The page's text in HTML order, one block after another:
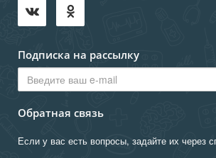
Подписка на рассылку
Обратная связь
Если у вас есть вопросы, задайте их через